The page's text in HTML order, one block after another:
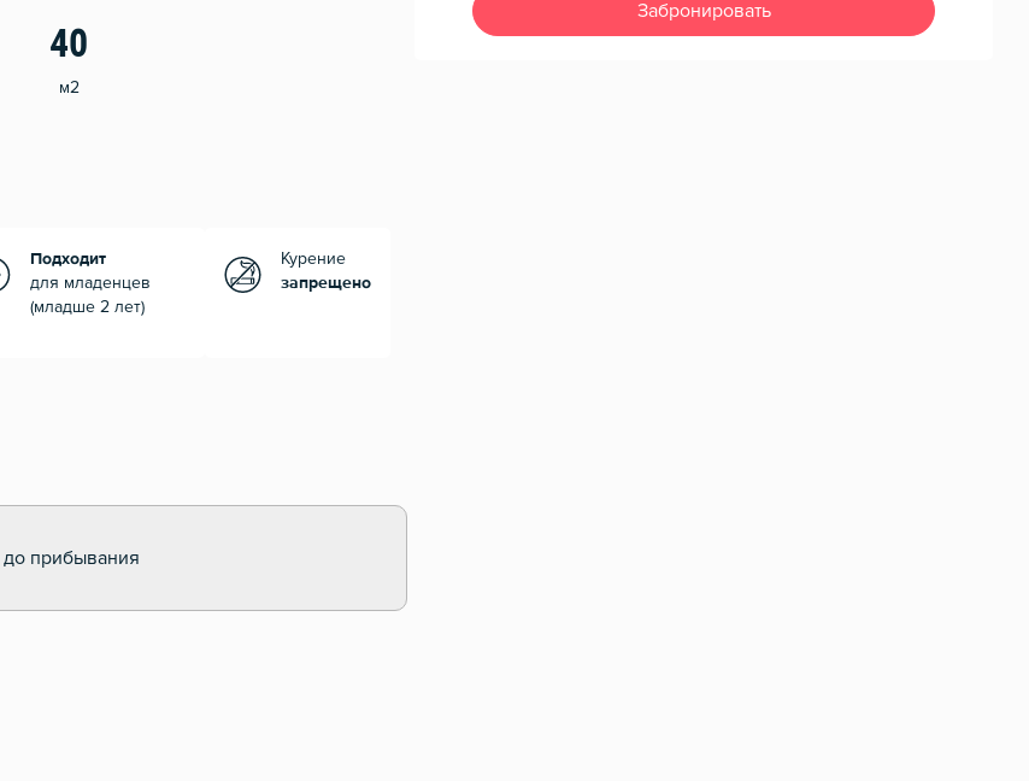
40
м2
Подходит
для младенцев
(младше 2 лет)
Курение
запрещено
до прибывания
Забронировать